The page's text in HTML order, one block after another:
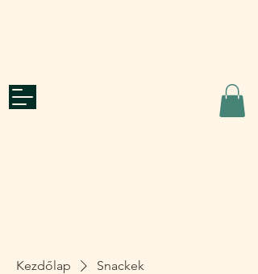
Kezdőlap Snackek